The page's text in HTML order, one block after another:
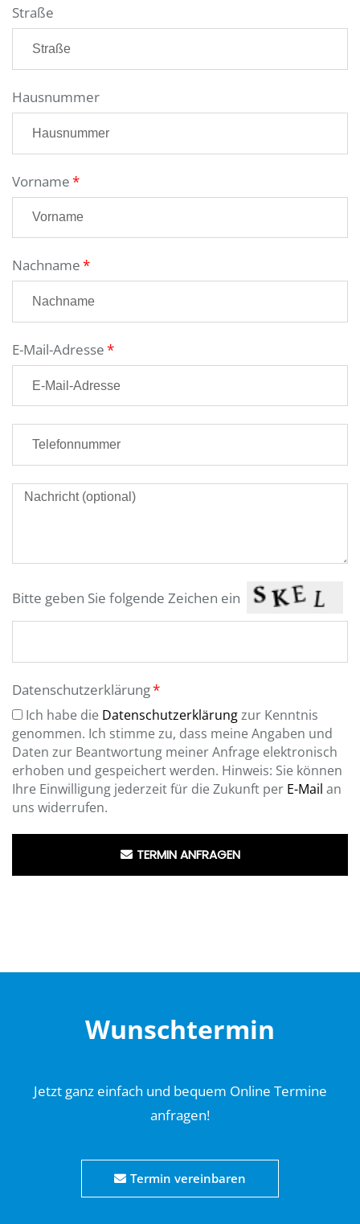
Straße
Hausnummer
Vorname
Nachname
E-Mail-Adresse
Bitte geben Sie folgende Zeichen ein
Datenschutzerklärung
Ich habe die Datenschutzerklärungzur Kenntnis
genommen. Ich stimme zu, dass meine Angaben und
Daten zur Beantwortung meiner Anfrage elektronisch
erhoben und gespeichert werden. Hinweis: Sie können
Ihre Einwilligung jederzeit für die Zukunft per E-Mail an
uns widerrufen.
TERMIN ANFRAGEN
Wunschtermin
Jetzt ganz einfach und bequem Online Termine
anfragen!
Termin vereinbaren